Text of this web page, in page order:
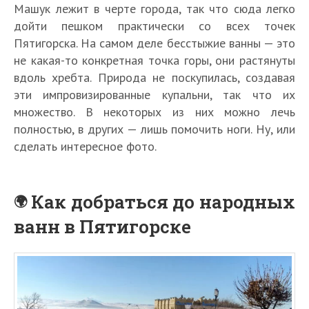
Машук лежит в черте города, так что сюда легко
дойти пешком практически со всех точек
Пятигорска. На самом деле бесстыжие ванны — это
не какая-то конкретная точка горы, они растянуты
вдоль хребта. Природа не поскупилась, создавая
эти импровизированные купальни, так что их
множество. В некоторых из них можно лечь
полностью, в других — лишь помочить ноги. Ну, или
сделать интересное фото.
Как добраться до народных
ванн в Пятигорске